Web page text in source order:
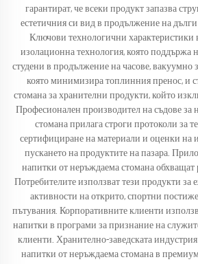
гарантират, че всеки продукт запазва
естетичния си вид в продължение на
Ключови технологични характеристики
изолационна технология, която поддържа
студени в продължение на часове, вакуумно
която минимизира топлинния пренос, и
стомана за хранителни продукти, който
Професионален производител на съдове за
стомана прилага строги протоколи за
сертифициране на материали и оценки на
пускането на продуктите на пазара.
напитки от неръждаема стомана обхващат
Потребителите използват тези продукти за
активности на открито, спортни
пътувания. Корпоративните клиенти
напитки в програми за признание на
клиенти. Хранително-заведската
напитки от неръждаема стомана в